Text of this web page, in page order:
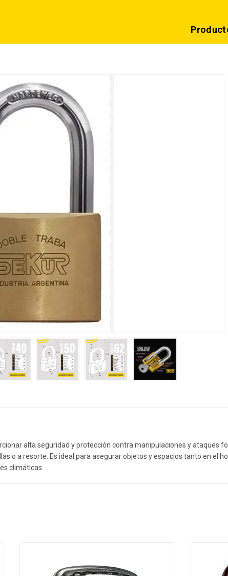
alta seguridad y protección contra manipulaciones y ataques
o a resorte. Es ideal para asegurar objetos y espacios tanto en el
climáticas.